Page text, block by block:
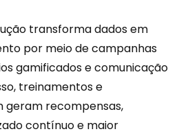
transforma dados em
por meio de campanhas
gamificados e comunicação
treinamentos e
recompensas,
contínuo e maior